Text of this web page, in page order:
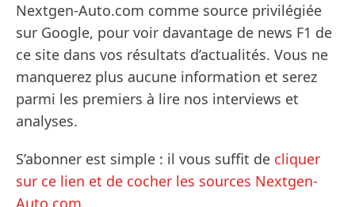
Nextgen-Auto.com comme source privilégiée
sur Google, pour voir davantage de news F1 de
ce site dans vos résultats d’actualités. Vous ne
manquerez plus aucune information et serez
parmi les premiers à lire nos interviews et
analyses.
S’abonner est simple : il vous suffit de cliquer
sur ce lien et de cocher les sources Nextgen-
Auto.com.